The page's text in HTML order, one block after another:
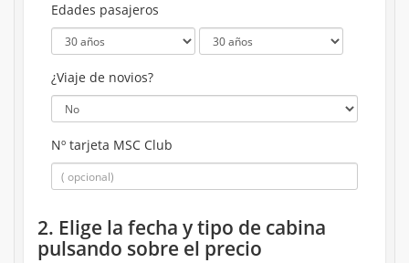
Edades pasajeros
¿Viaje de novios?
Nº tarjeta MSC Club
2. Elige la fecha y tipo de cabina
pulsando sobre el precio